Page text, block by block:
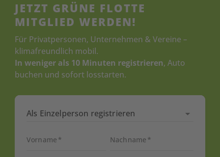
JETZT GRÜNE FLOTTE
MITGLIED WERDEN!
Für Privatpersonen, Unternehmen & Vereine –
klimafreundlich mobil.
In weniger als 10 Minuten registrieren, Auto
buchen und sofort losstarten.